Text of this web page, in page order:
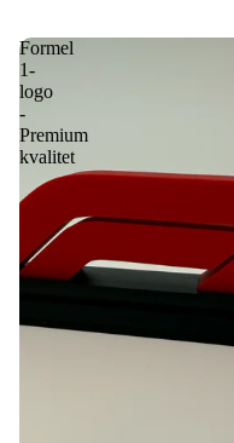
Formel
1-
logo
-
Premium
kvalitet